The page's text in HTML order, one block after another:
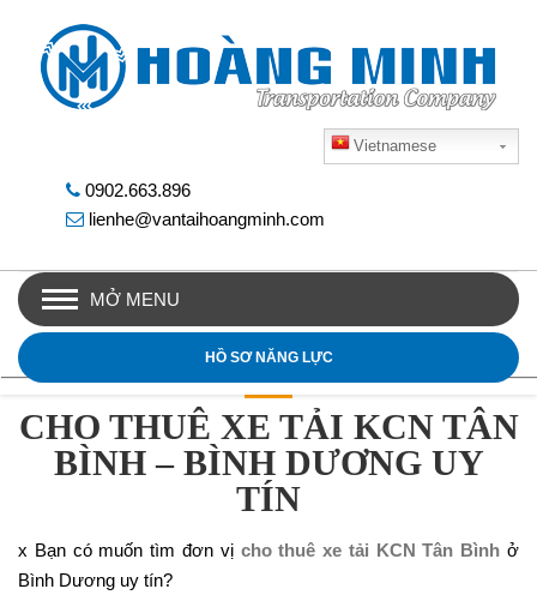
Vietnamese
0902.663.896
lienhe@vantaihoangminh.com
MỞ MENU
HỒ SƠ NĂNG LỰC
CHO THUÊ XE TẢI KCN TÂN
BÌNH – BÌNH DƯƠNG UY
TÍN
x Bạn có muốn tìm đơn vị cho thuê xe tải KCN Tân Bình ở
Bình Dương uy tín?